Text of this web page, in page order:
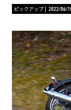
ピックアップ
2022/06/